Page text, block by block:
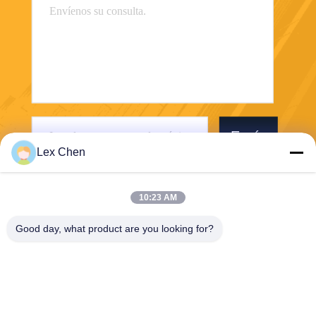
Envío
Lex Chen
10:23 AM
Good day, what product are you looking for?